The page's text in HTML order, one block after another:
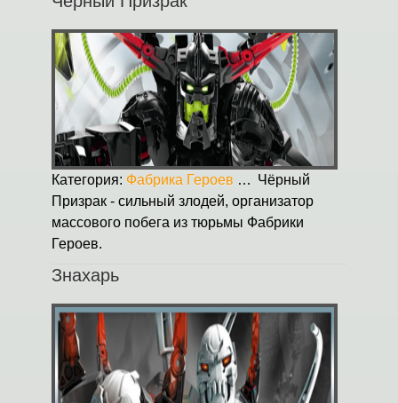
Категория: Фабрика Героев Опубликовано:
Чёрный
Призрак - сильный злодей, организатор
массового побега из тюрьмы Фабрики
Героев.
Знахарь